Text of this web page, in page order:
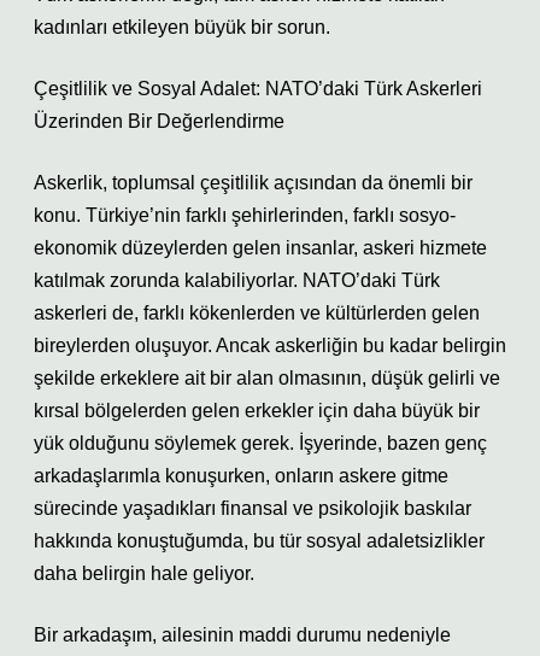
kadınları etkileyen büyük bir sorun.
Çeşitlilik ve Sosyal Adalet: NATO’daki Türk Askerleri
Üzerinden Bir Değerlendirme
Askerlik, toplumsal çeşitlilik açısından da önemli bir
konu. Türkiye’nin farklı şehirlerinden, farklı sosyo-
ekonomik düzeylerden gelen insanlar, askeri hizmete
katılmak zorunda kalabiliyorlar. NATO’daki Türk
askerleri de, farklı kökenlerden ve kültürlerden gelen
bireylerden oluşuyor. Ancak askerliğin bu kadar belirgin
şekilde erkeklere ait bir alan olmasının, düşük gelirli ve
kırsal bölgelerden gelen erkekler için daha büyük bir
yük olduğunu söylemek gerek. İşyerinde, bazen genç
arkadaşlarımla konuşurken, onların askere gitme
sürecinde yaşadıkları finansal ve psikolojik baskılar
hakkında konuştuğumda, bu tür sosyal adaletsizlikler
daha belirgin hale geliyor.
Bir arkadaşım, ailesinin maddi durumu nedeniyle